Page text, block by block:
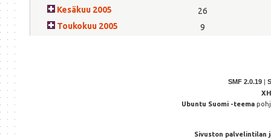
Kesäkuu 2005
26
Toukokuu 2005
9
SMF 2.0.19 |
Ubuntu Suomi -teema
Sivuston palvelintilan